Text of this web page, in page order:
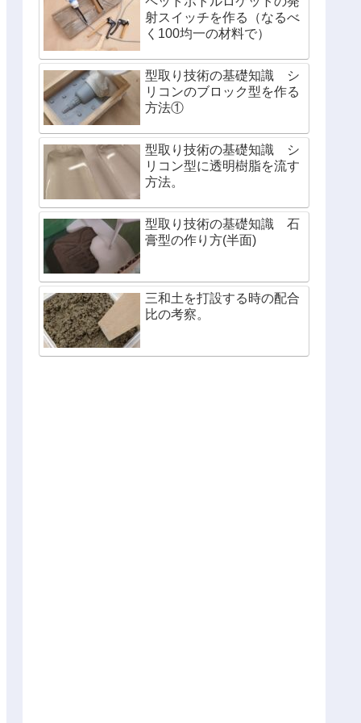
射スイッチを作る（なるべ
く100均一の材料で）
型取り技術の基礎知識 シ
リコンのブロック型を作る
方法①
型取り技術の基礎知識 シ
リコン型に透明樹脂を流す
方法。
型取り技術の基礎知識 石
膏型の作り方(半面)
三和土を打設する時の配合
比の考察。